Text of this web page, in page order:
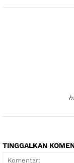
TINGGALKAN